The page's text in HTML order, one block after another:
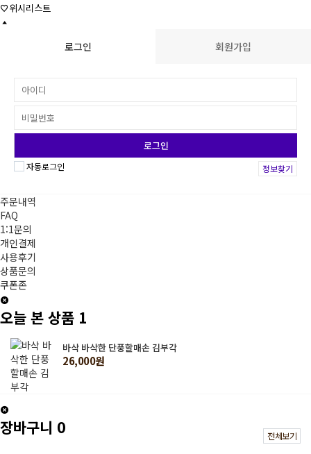
위시리스트
로그인 회원가입
자동로그인 정보찾기
주문내역
FAQ
1:1문의
개인결제
사용후기
상품문의
쿠폰존
오늘 본 상품 1
바삭 바삭한 단풍할매손 김부각
26,000원
장바구니 0 전체보기